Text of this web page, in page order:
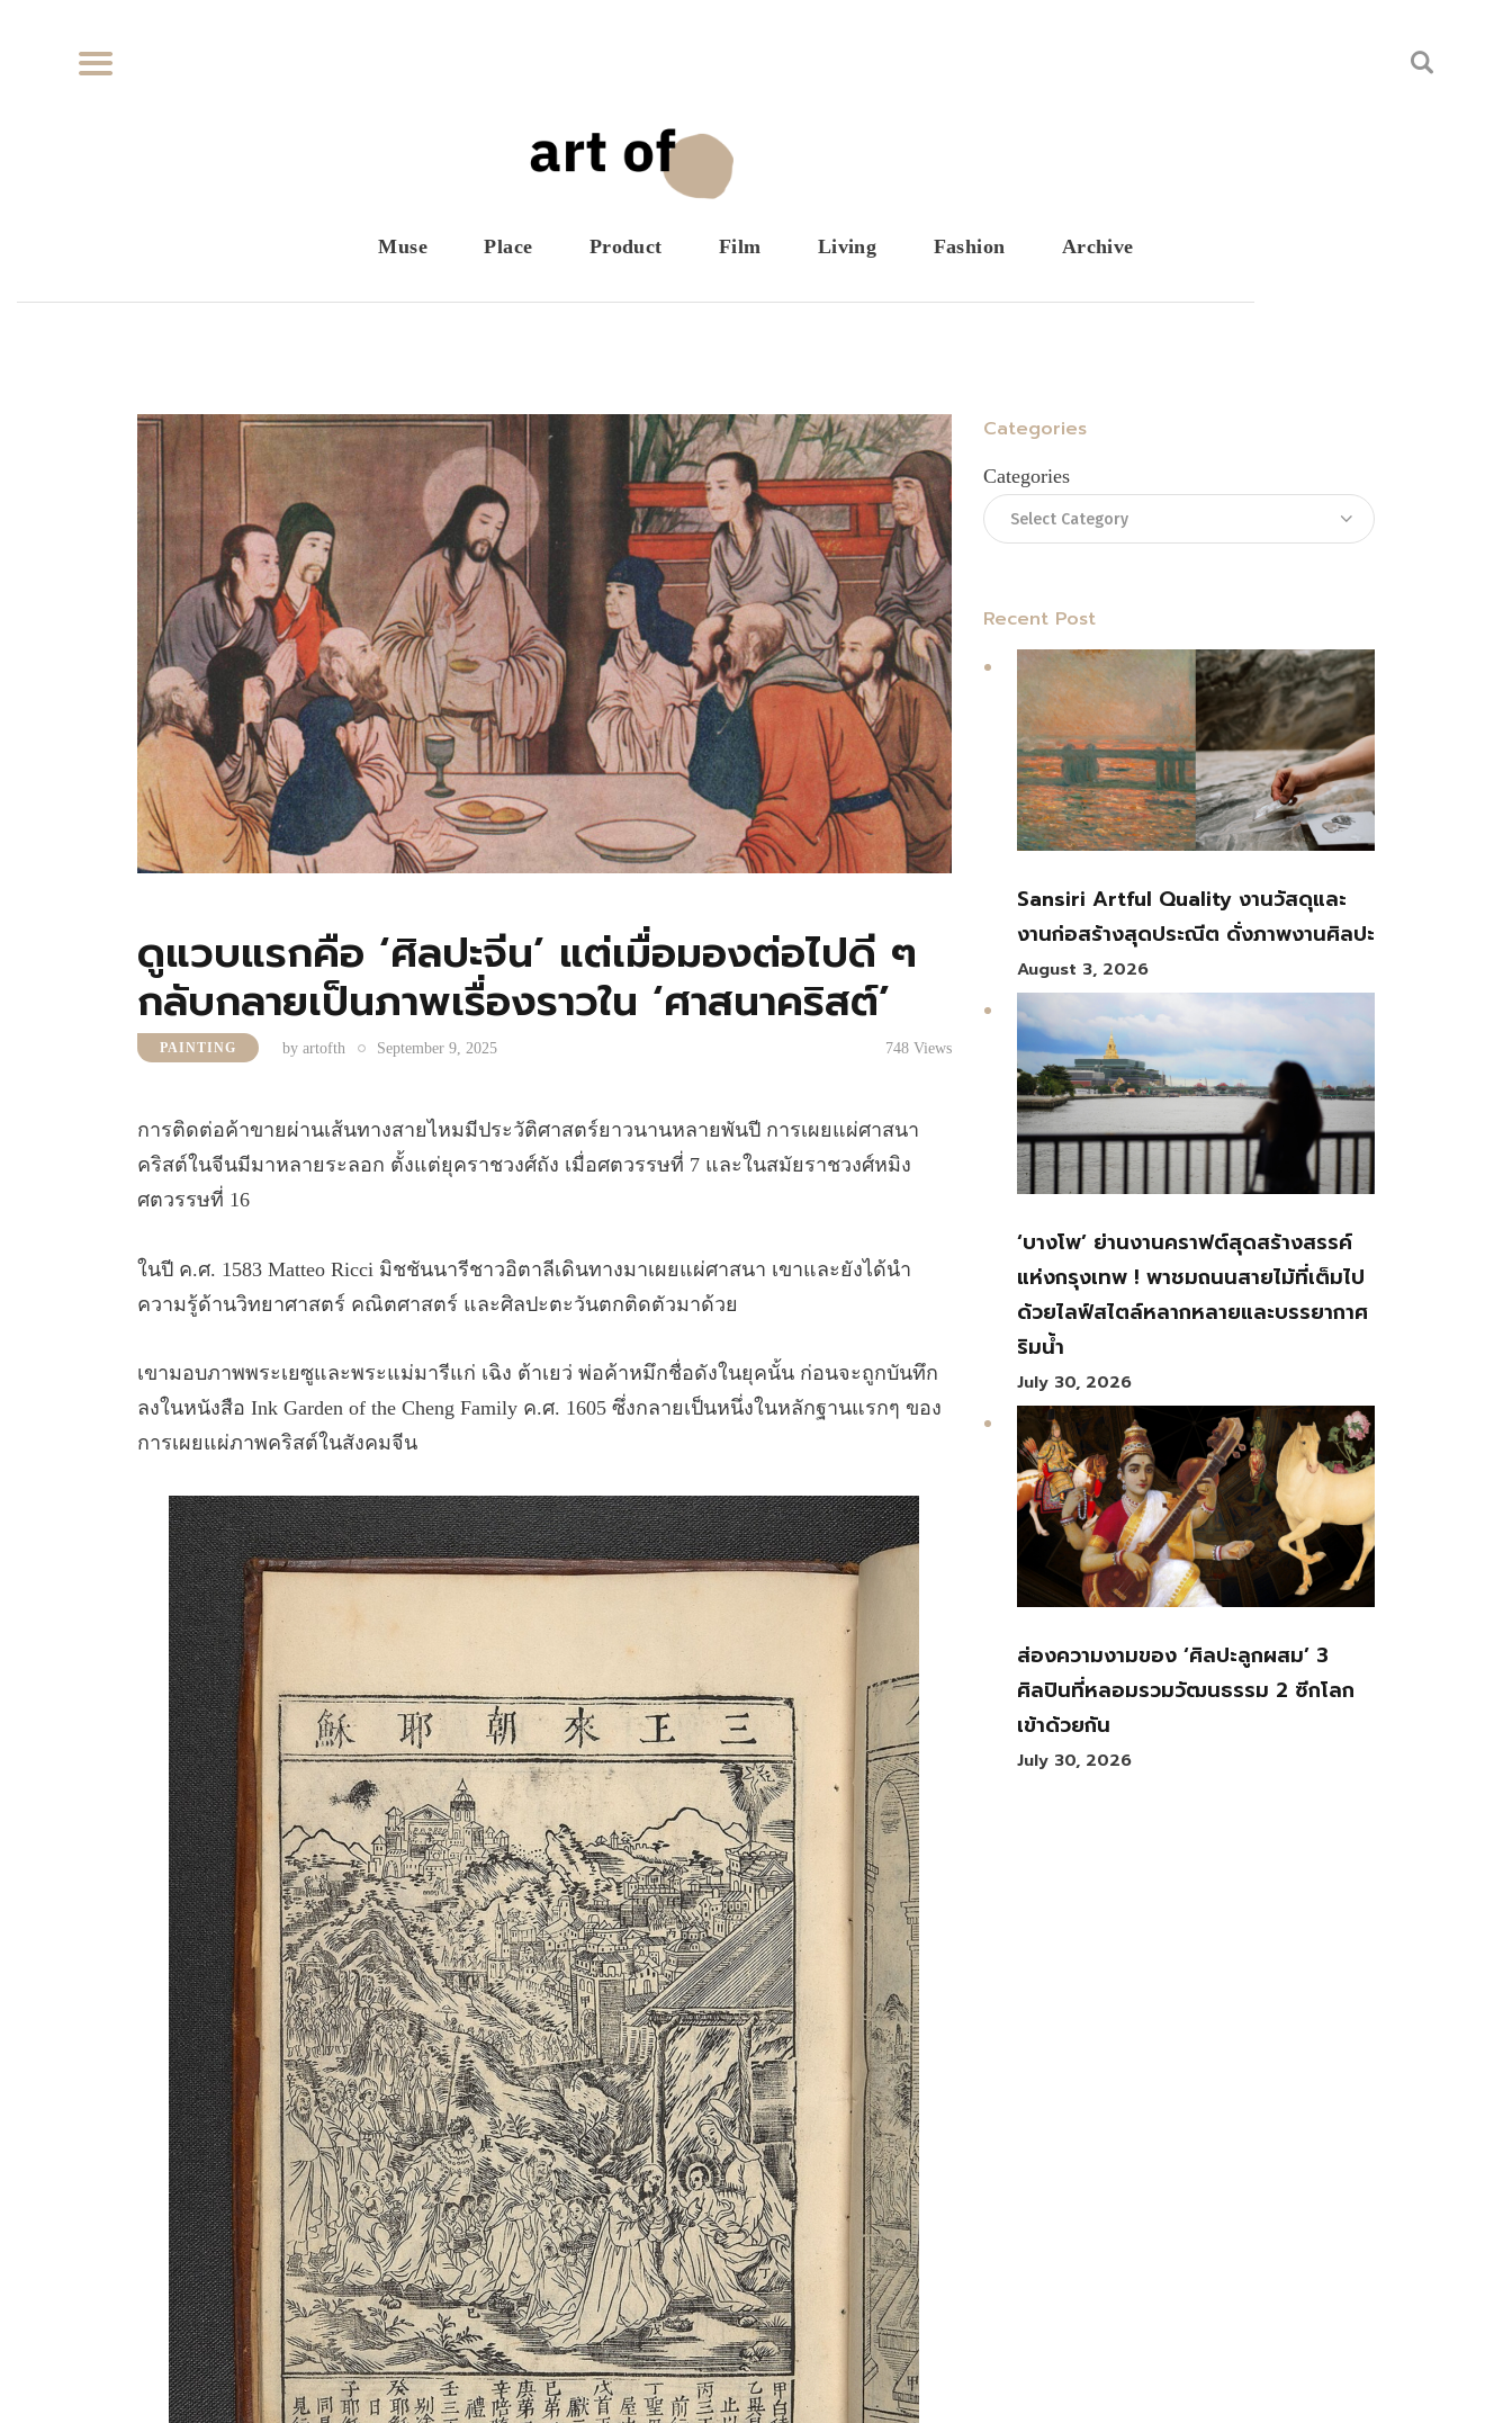
Muse Place Product Film Living Fashion Archive
ดูแวบแรกคือ ‘ศิลปะจีน’ แต่เมื่อมองต่อไปดี ๆ
กลับกลายเป็นภาพเรื่องราวใน ‘ศาสนาคริสต์’
PAINTING by artofth September 9, 2025 748 Views
การติดต่อค้าขายผ่านเส้นทางสายไหมมีประวัติศาสตร์ยาวนานหลายพันปี การเผยแผ่ศาสนา
คริสต์ในจีนมีมาหลายระลอก ตั้งแต่ยุคราชวงศ์ถัง เมื่อศตวรรษที่ 7 และในสมัยราชวงศ์หมิง
ศตวรรษที่ 16
ในปี ค.ศ. 1583 Matteo Ricci มิชชันนารีชาวอิตาลีเดินทางมาเผยแผ่ศาสนา เขาและยังได้นำ
ความรู้ด้านวิทยาศาสตร์ คณิตศาสตร์ และศิลปะตะวันตกติดตัวมาด้วย
เขามอบภาพพระเยซูและพระแม่มารีแก่ เฉิง ต้าเยว่ พ่อค้าหมึกชื่อดังในยุคนั้น ก่อนจะถูกบันทึก
ลงในหนังสือ Ink Garden of the Cheng Family ค.ศ. 1605 ซึ่งกลายเป็นหนึ่งในหลักฐานแรกๆ ของ
การเผยแผ่ภาพคริสต์ในสังคมจีน
Categories
Categories
Recent Post
Sansiri Artful Quality งานวัสดุและ
งานก่อสร้างสุดประณีต ดั่งภาพงานศิลปะ
August 3, 2026
‘บางโพ’ ย่านงานคราฟต์สุดสร้างสรรค์
แห่งกรุงเทพ ! พาชมถนนสายไม้ที่เต็มไป
ด้วยไลฟ์สไตล์หลากหลายและบรรยากาศ
ริมน้ำ
July 30, 2026
ส่องความงามของ ‘ศิลปะลูกผสม’ 3
ศิลปินที่หลอมรวมวัฒนธรรม 2 ซีกโลก
เข้าด้วยกัน
July 30, 2026